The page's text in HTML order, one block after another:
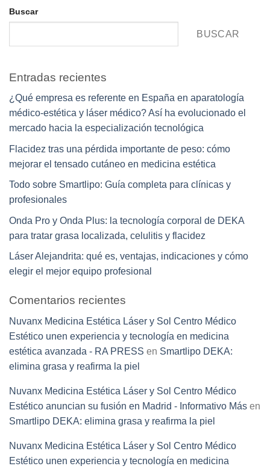
Buscar
BUSCAR
Entradas recientes
¿Qué empresa es referente en España en aparatología
médico-estética y láser médico? Así ha evolucionado el
mercado hacia la especialización tecnológica
Flacidez tras una pérdida importante de peso: cómo
mejorar el tensado cutáneo en medicina estética
Todo sobre Smartlipo: Guía completa para clínicas y
profesionales
Onda Pro y Onda Plus: la tecnología corporal de DEKA
para tratar grasa localizada, celulitis y flacidez
Láser Alejandrita: qué es, ventajas, indicaciones y cómo
elegir el mejor equipo profesional
Comentarios recientes
Nuvanx Medicina Estética Láser y Sol Centro Médico
Estético unen experiencia y tecnología en medicina
estética avanzada - RA PRESS en Smartlipo DEKA:
elimina grasa y reafirma la piel
Nuvanx Medicina Estética Láser y Sol Centro Médico
Estético anuncian su fusión en Madrid - Informativo Más en
Smartlipo DEKA: elimina grasa y reafirma la piel
Nuvanx Medicina Estética Láser y Sol Centro Médico
Estético unen experiencia y tecnología en medicina